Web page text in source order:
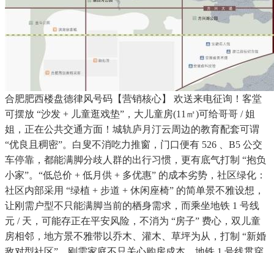
合肥肥西楼盘德律风号码【营销核心】 欢送来电征询！客堂
可摆放 “沙发 + 儿童逛戏垫”，大儿童房(11㎡)可给哥哥 / 姐
姐，正在公共交通方面！城轨庐月汀云周边的教育配套可谓
“优良且稠密”。白叟不消吃力推窗，门口便有 526 、B5 公交
车停靠，都能满脚分歧人群的出行习惯，更有底气打制 “抱负
小家”。“低总价 + 低月供 + 多优惠” 的成本劣势，社区绿化：
社区内部采用 “绿植 + 步道 + 休闲座椅” 的简单景不雅设想，
让刚需户型不只能满脚当前的栖身需求，而乘坐地铁 1 号线
元 / 天，可能存正在平安风险，不消为 “房子” 费心，双儿童
房相邻，地方景不雅带以乔木、灌木、草坪为从，打制 “新婚